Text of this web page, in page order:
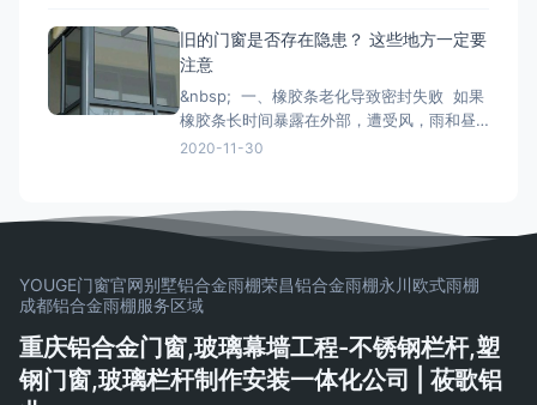
定，门窗调整至横平竖直，再将衔接件与墙
体固定，固定办法按规划要求。固定结实后
即可拔去木楔。在门窗框与墙
旧的门窗是否存在隐患？ 这些地方一定要
注意
&nbsp; 一、橡胶条老化导致密封失败 如果
橡胶条长时间暴露在外部，遭受风，雨和昼
夜温差的影响，劣质的密封条很容易老化并
金配件的重要活动部件通常是304不锈钢。
如果旧的门窗五金使用201不锈钢
2020-11-30
YOUGE门窗官网别墅铝合金雨棚荣昌铝合金雨棚永川欧式雨棚
成都铝合金雨棚服务区域
重庆铝合金门窗,玻璃幕墙工程-不锈钢栏杆,塑
钢门窗,玻璃栏杆制作安装一体化公司 | 莜歌铝